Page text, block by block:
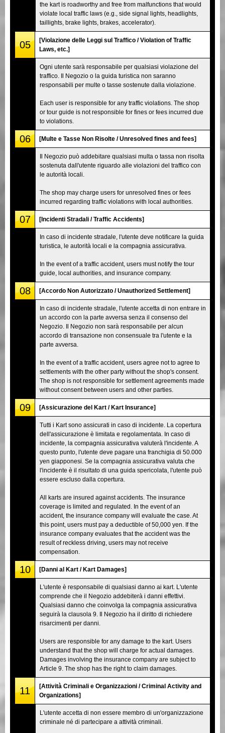
the kart is roadworthy and free from malfunctions that would
violate local traffic laws (e.g., side signal lights, headlights,
taillights, brake lights, brakes, accelerator).
05
[Violazione delle Leggi sul Traffico / Violation of Traffic
Laws, etc.]
Ogni utente sarà responsabile per qualsiasi violazione del
traffico. Il Negozio o la guida turistica non saranno
responsabili per multe o tasse sostenute dalla violazione.
Each user is responsible for any traffic violations. The shop
or tour guide is not responsible for fines or fees incurred due
to violations.
06 [Multe e Tasse Non Risolte / Unresolved fines and fees]
Il Negozio può addebitare qualsiasi multa o tassa non risolta
sostenuta dall'utente riguardo alle violazioni del traffico con
le autorità locali.
The shop may charge users for unresolved fines or fees
incurred regarding traffic violations with local authorities.
07 [Incidenti Stradali / Traffic Accidents]
In caso di incidente stradale, l'utente deve notificare la guida
turistica, le autorità locali e la compagnia assicurativa.
In the event of a traffic accident, users must notify the tour
guide, local authorities, and insurance company.
08 [Accordo Non Autorizzato / Unauthorized Settlement]
In caso di incidente stradale, l'utente accetta di non entrare in
un accordo con la parte avversa senza il consenso del
Negozio. Il Negozio non sarà responsabile per alcun
accordo di transazione non consensuale tra l'utente e la
parte avversa.
In the event of a traffic accident, users agree not to agree to
settlements with the other party without the shop's consent.
The shop is not responsible for settlement agreements made
without consent between users and other parties.
09 [Assicurazione del Kart / Kart Insurance]
Tutti i Kart sono assicurati in caso di incidente. La copertura
dell'assicurazione è limitata e regolamentata. In caso di
incidente, la compagnia assicurativa valuterà l'incidente. A
questo punto, l'utente deve pagare una franchigia di 50.000
yen giapponesi. Se la compagnia assicurativa valuta che
l'incidente è il risultato di una guida spericolata, l'utente può
essere escluso dalla copertura.
All karts are insured against accidents. The insurance
coverage is limited and regulated. In the event of an
accident, the insurance company will evaluate the case. At
this point, users must pay a deductible of 50,000 yen. If the
insurance company evaluates that the accident was the
result of reckless driving, users may not receive
compensation.
10 [Danni al Kart / Kart Damages]
L'utente è responsabile di qualsiasi danno ai kart. L'utente
comprende che il Negozio addebiterà i danni effettivi.
Qualsiasi danno che coinvolga la compagnia assicurativa
seguirà la clausola 9. Il Negozio ha il diritto di richiedere
risarcimenti per danni.
Users are responsible for any damage to the kart. Users
understand that the shop will charge for actual damages.
Damages involving the insurance company are subject to
Article 9. The shop has the right to claim damages.
11
[Attività Criminali e Organizzazioni / Criminal Activity and
Organizations]
L'utente accetta di non essere membro di un'organizzazione
criminale né di partecipare a attività criminali.